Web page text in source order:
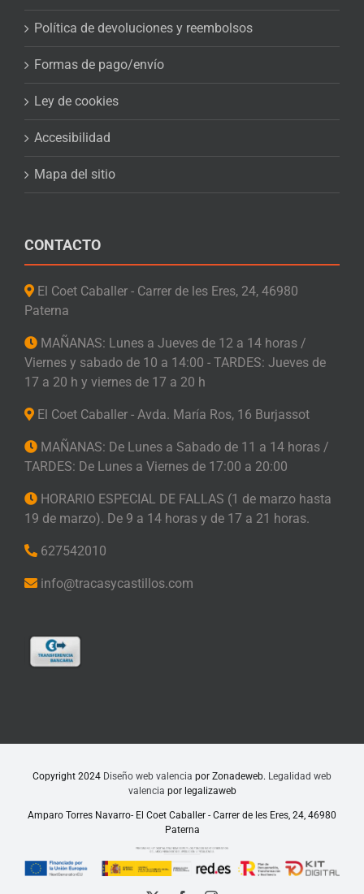
Política de devoluciones y reembolsos
Formas de pago/envío
Ley de cookies
Accesibilidad
Mapa del sitio
CONTACTO
El Coet Caballer - Carrer de les Eres, 24, 46980
Paterna
MAÑANAS: Lunes a Jueves de 12 a 14 horas /
Viernes y sabado de 10 a 14:00 - TARDES: Jueves de
17 a 20 h y viernes de 17 a 20 h
El Coet Caballer - Avda. María Ros, 16 Burjassot
MAÑANAS: De Lunes a Sabado de 11 a 14 horas /
TARDES: De Lunes a Viernes de 17:00 a 20:00
HORARIO ESPECIAL DE FALLAS (1 de marzo hasta
19 de marzo). De 9 a 14 horas y de 17 a 21 horas.
627542010
info@tracasycastillos.com
Copyright 2024 Diseño web valencia por Zonadeweb. Legalidad web
valencia por legalizaweb
Amparo Torres Navarro- El Coet Caballer - Carrer de les Eres, 24, 46980
Paterna